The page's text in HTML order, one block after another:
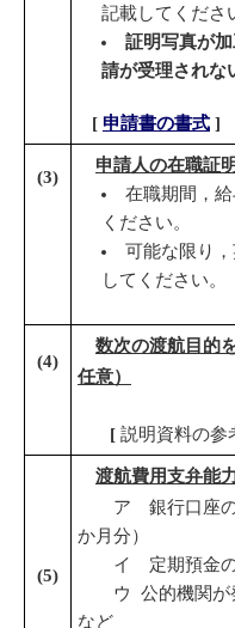
記載してくださ
証明写真が
請が受理されな
[ 申請書の書式 ]
(3)
申請人の在職証
在職期間，
ください。
可能な限り
してください。
(4)
数次の渡航目的
任意）
[ 説明資料の参
(5)
渡航費用支弁能
ア 銀行口座の
か月分）
イ 定期預金の
ウ 公的機関が
など